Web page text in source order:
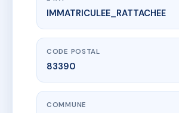
www.vme.plus/AC6484281
3 AVENUE MARECHAL JOFFRE
3 av marechal joffre
IMMATRICULEE_RATTACHEE
CODE POSTAL
83390
COMMUNE